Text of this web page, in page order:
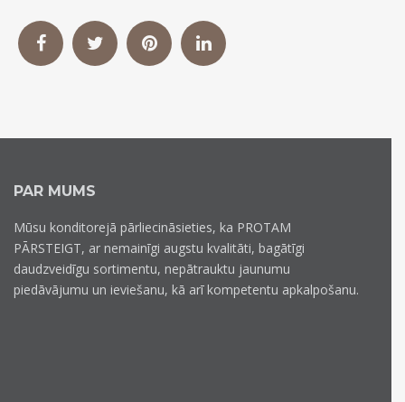
PAR MUMS
Mūsu konditorejā pārliecināsieties, ka PROTAM
PĀRSTEIGT, ar nemainīgi augstu kvalitāti, bagātīgi
daudzveidīgu sortimentu, nepātrauktu jaunumu
piedāvājumu un ieviešanu, kā arī kompetentu apkalpošanu.